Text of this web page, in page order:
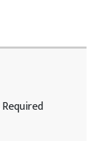
Required